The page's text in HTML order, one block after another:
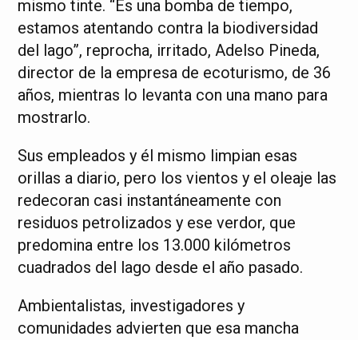
mismo tinte. “Es una bomba de tiempo,
estamos atentando contra la biodiversidad
del lago”, reprocha, irritado, Adelso Pineda,
director de la empresa de ecoturismo, de 36
años, mientras lo levanta con una mano para
mostrarlo.
Sus empleados y él mismo limpian esas
orillas a diario, pero los vientos y el oleaje las
redecoran casi instantáneamente con
residuos petrolizados y ese verdor, que
predomina entre los 13.000 kilómetros
cuadrados del lago desde el año pasado.
Ambientalistas, investigadores y
comunidades advierten que esa mancha